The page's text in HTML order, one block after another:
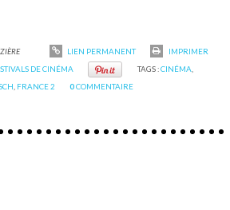
LIEN PERMANENT
IMPRIMER
DE CINÉMA TAGS :CINÉMA
FRANCE 2 0COMMENTAIRE